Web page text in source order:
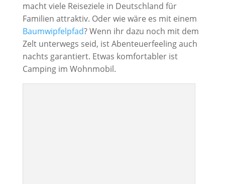
macht viele Reiseziele in Deutschland für
Familien attraktiv. Oder wie wäre es mit einem
Baumwipfelpfad? Wenn ihr dazu noch mit dem
Zelt unterwegs seid, ist Abenteuerfeeling auch
nachts garantiert. Etwas komfortabler ist
Camping im Wohnmobil.